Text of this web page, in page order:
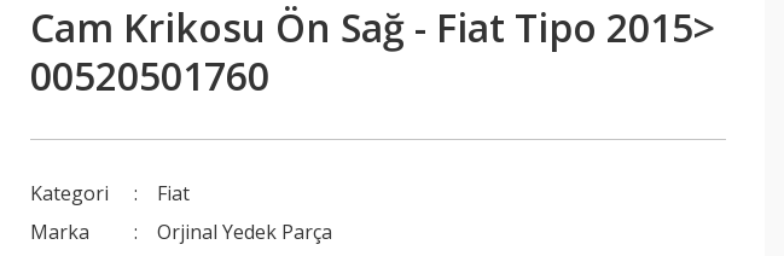
Cam Krikosu Ön Sağ - Fiat Tipo 2015>
00520501760
Kategori
Fiat
Marka
Orjinal Yedek Parça